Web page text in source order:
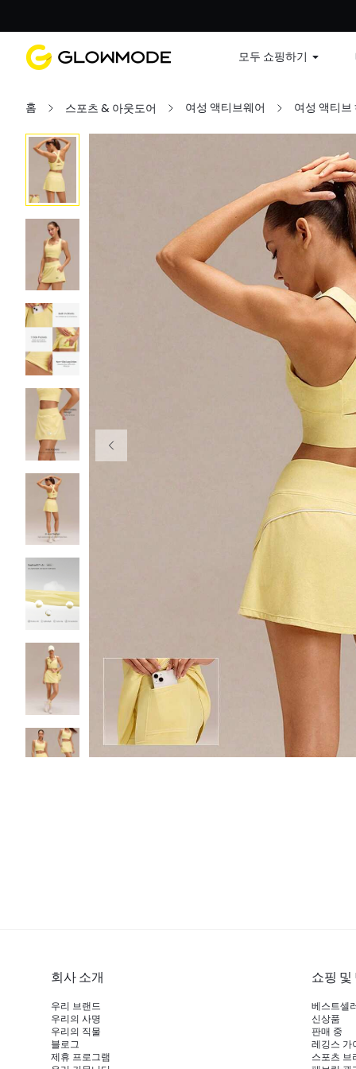
모두 쇼핑하기
홈 스포츠 & 아웃도어 여성 액티브웨어 여성 액티브
회사 소개
우리 브랜드
우리의 사명
우리의 직물
블로그
제휴 프로그램
쇼핑 및
베스트셀
신상품
판매 중
레깅스 가
스포츠 브